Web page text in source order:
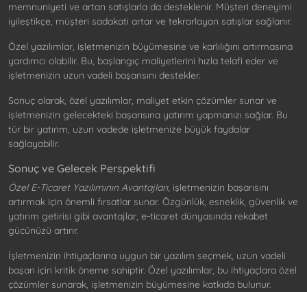
memnuniyeti ve artan satışlarla da desteklenir. Müşteri deneyimi
iyileştikçe, müşteri sadakati artar ve tekrarlayan satışlar sağlanır.
Özel yazılımlar, işletmenizin büyümesine ve karlılığını artırmasına
yardımcı olabilir. Bu, başlangıç maliyetlerini hızla telafi eder ve
işletmenizin uzun vadeli başarısını destekler.
Sonuç olarak, özel yazılımlar, maliyet etkin çözümler sunar ve
işletmenizin gelecekteki başarısına yatırım yapmanızı sağlar. Bu
tür bir yatırım, uzun vadede işletmenize büyük faydalar
sağlayabilir.
Sonuç ve Gelecek Perspektifi
Özel E-Ticaret Yazılımının Avantajları, işletmenizin başarısını
artırmak için önemli fırsatlar sunar. Özgünlük, esneklik, güvenlik ve
yatırım getirisi gibi avantajlar, e-ticaret dünyasında rekabet
gücünüzü artırır.
İşletmenizin ihtiyaçlarına uygun bir yazılım seçmek, uzun vadeli
başarı için kritik öneme sahiptir. Özel yazılımlar, bu ihtiyaçlara özel
çözümler sunarak, işletmenizin büyümesine katkıda bulunur.